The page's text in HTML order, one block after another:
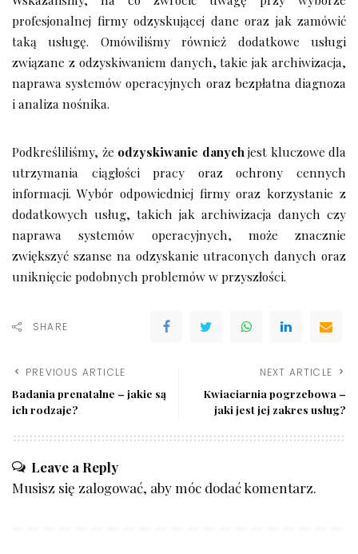
profesjonalnej firmy odzyskującej dane oraz jak zamówić
taką usługę. Omówiliśmy również dodatkowe usługi
związane z odzyskiwaniem danych, takie jak archiwizacja,
naprawa systemów operacyjnych oraz bezpłatna diagnoza
i analiza nośnika.
Podkreśliliśmy, że odzyskiwanie danychjest kluczowe dla
utrzymania ciągłości pracy oraz ochrony cennych
informacji. Wybór odpowiedniej firmy oraz korzystanie z
dodatkowych usług, takich jak archiwizacja danych czy
naprawa systemów operacyjnych, może znacznie
zwiększyć szanse na odzyskanie utraconych danych oraz
uniknięcie podobnych problemów w przyszłości.
SHARE
PREVIOUS ARTICLE
Badania prenatalne – jakie są
ich rodzaje?
NEXT ARTICLE
Kwiaciarnia pogrzebowa –
jaki jest jej zakres usług?
Leave a Reply
Musisz się zalogować, aby móc dodać komentarz.